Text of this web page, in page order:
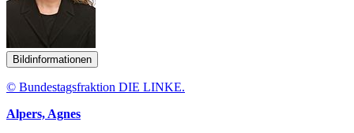
Bildinformationen
© Bundestagsfraktion DIE LINKE.
Alpers, Agnes